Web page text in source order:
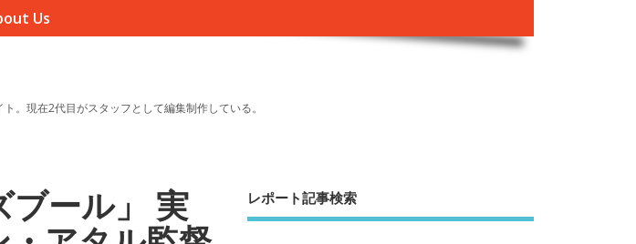
Us
。現在2代目がスタッフとして編集制作している。
ブール」 実 レポート記事検索